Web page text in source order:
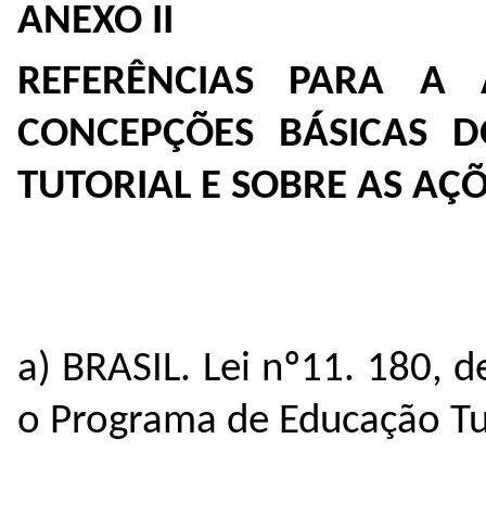
ANEXO II
REFERÊNCIAS PARA A
CONCEPÇÕES BÁSICAS
TUTORIAL E SOBRE AS
a) BRASIL. Lei nº11. 180,
o Programa de Educação